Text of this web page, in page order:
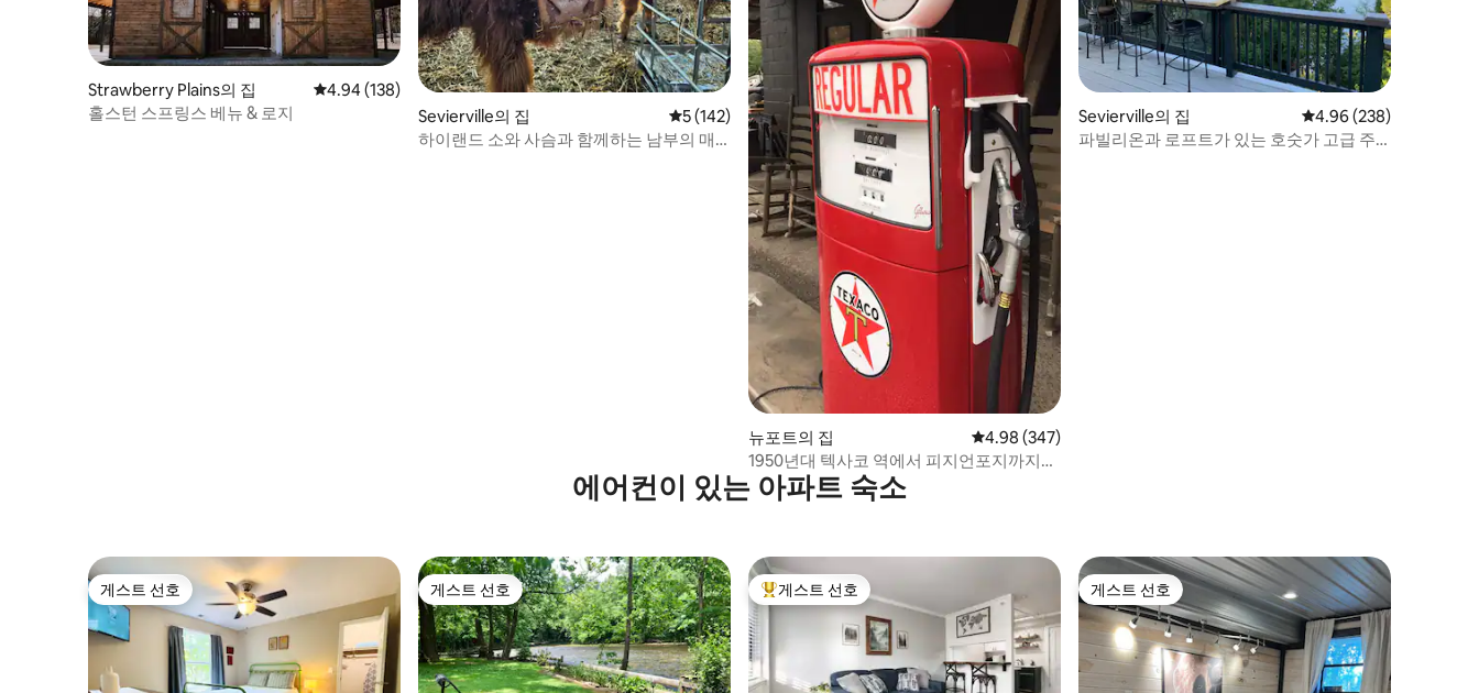
Strawberry Plains의 집 평점 4.94점(5점 만점), 후기 138개
4.94 (138)
홀스턴 스프링스 베뉴 & 로지
Sevierville의 집 평점 5점(5점 만점), 후기 142개
5 (142)
하이랜드 소와 사슴과 함께하는 남부의 매
뉴포트의 집 평점 4.98점(5점 만점), 후기 347개
4.98 (347)
1950년대 텍사코 역에서 피지언포지까지
25분
Sevierville의 집 평점 4.96점(5점 만점),
4.96 (238)
파빌리온과 로프트가 있는 호숫가 고급 주
에어컨이 있는 아파트 숙소
게스트 선호
게스트 선호 게스트 선호
게스트 선호 상위 게스트 선호
게스트 선호 게스트 선호
게스트 선호